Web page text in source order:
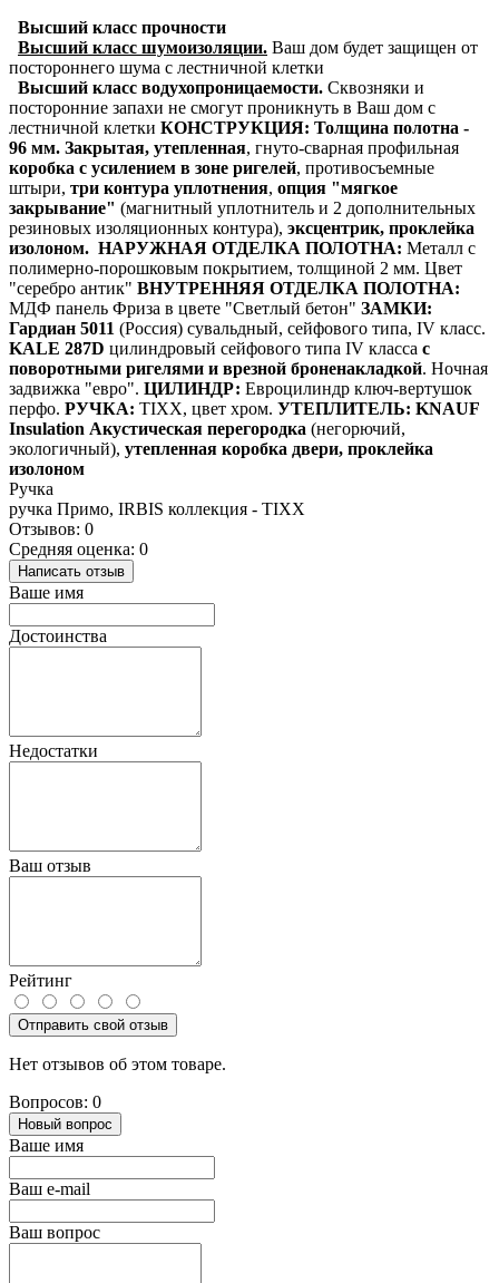
Высший класс прочности
Высший класс шумоизоляции. Ваш дом будет защищен от
постороннего шума с лестничной клетки
Высший класс водухопроницаемости. Сквозняки и
посторонние запахи не смогут проникнуть в Ваш дом с
лестничной клетки КОНСТРУКЦИЯ: Толщина полотна -
96 мм. Закрытая, утепленная, гнуто-сварная профильная
коробка с усилением в зоне ригелей, противосъемные
штыри, три контура уплотнения, опция "мягкое
закрывание" (магнитный уплотнитель и 2 дополнительных
резиновых изоляционных контура), эксцентрик, проклейка
изолоном. НАРУЖНАЯ ОТДЕЛКА ПОЛОТНА: Металл с
полимерно-порошковым покрытием, толщиной 2 мм. Цвет
"серебро антик" ВНУТРЕННЯЯ ОТДЕЛКА ПОЛОТНА:
МДФ панель Фриза в цвете "Светлый бетон" ЗАМКИ:
Гардиан 5011 (Россия) сувальдный, сейфового типа, IV класс.
KALE 287D цилиндровый сейфового типа IV класса с
поворотными ригелями и врезной броненакладкой. Ночная
задвижка "евро". ЦИЛИНДР: Евроцилиндр ключ-вертушок
перфо. РУЧКА: TIXX, цвет хром. УТЕПЛИТЕЛЬ: KNAUF
Insulation Акустическая перегородка (негорючий,
экологичный), утепленная коробка двери, проклейка
изолоном
Ручка
ручка Примо, IRBIS коллекция - TIXX
Отзывов: 0
Средняя оценка: 0
Написать отзыв
Ваше имя
Достоинства
Недостатки
Ваш отзыв
Рейтинг
Отправить свой отзыв
Нет отзывов об этом товаре.
Вопросов: 0
Новый вопрос
Ваше имя
Ваш e-mail
Ваш вопрос